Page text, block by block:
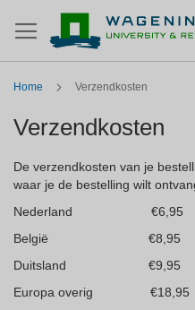
Home Verzendkosten
Verzendkosten
De verzendkosten van je
waar je de bestelling wilt
Nederland €6,95
België €8,95
Duitsland €9,95
Europa overig €18,95